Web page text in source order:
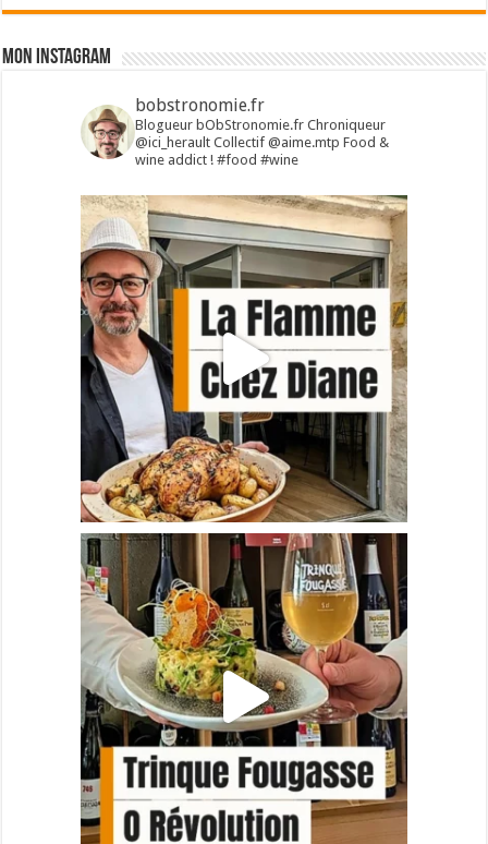
Mon Instagram
bobstronomie.fr
Blogueur bObStronomie.fr Chroniqueur
@ici_heraultCollectif @aime.mtp Food &
wine addict !#food #wine